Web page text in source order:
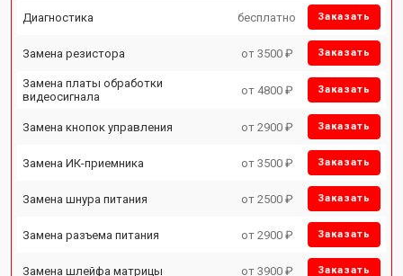
Диагностика бесплатно Заказать
Замена резистора от 3500 ₽ Заказать
Замена платы обработки
видеосигнала
от 4800 ₽ Заказать
Замена кнопок управления от 2900 ₽ Заказать
Замена ИК-приемника от 3500 ₽ Заказать
Замена шнура питания от 2500 ₽ Заказать
Замена разъема питания от 2900 ₽ Заказать
Замена шлейфа матрицы от 3900 ₽ Заказать